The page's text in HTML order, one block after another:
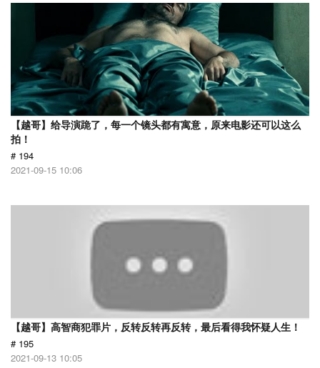
【越哥】给导演跪了，每一个镜头都有寓意，原来电影还可以这么
拍！
# 194
2021-09-15 10:06
【越哥】高智商犯罪片，反转反转再反转，最后看得我怀疑人生！
# 195
2021-09-13 10:05